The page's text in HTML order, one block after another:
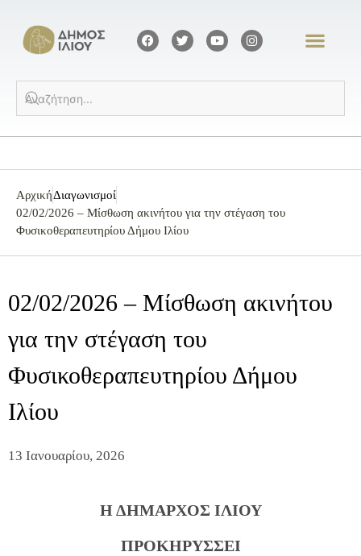
ΑρχικήΔιαγωνισμοί
02/02/2026 – Μίσθωση ακινήτου για την στέγαση του
Φυσικοθεραπευτηρίου Δήμου Ιλίου
02/02/2026 – Μίσθωση ακινήτου
για την στέγαση του
Φυσικοθεραπευτηρίου Δήμου
Ιλίου
13 Ιανουαρίου, 2026
Η ΔΗΜΑΡΧΟΣ ΙΛΙΟΥ
ΠΡΟΚΗΡΥΣΣΕΙ